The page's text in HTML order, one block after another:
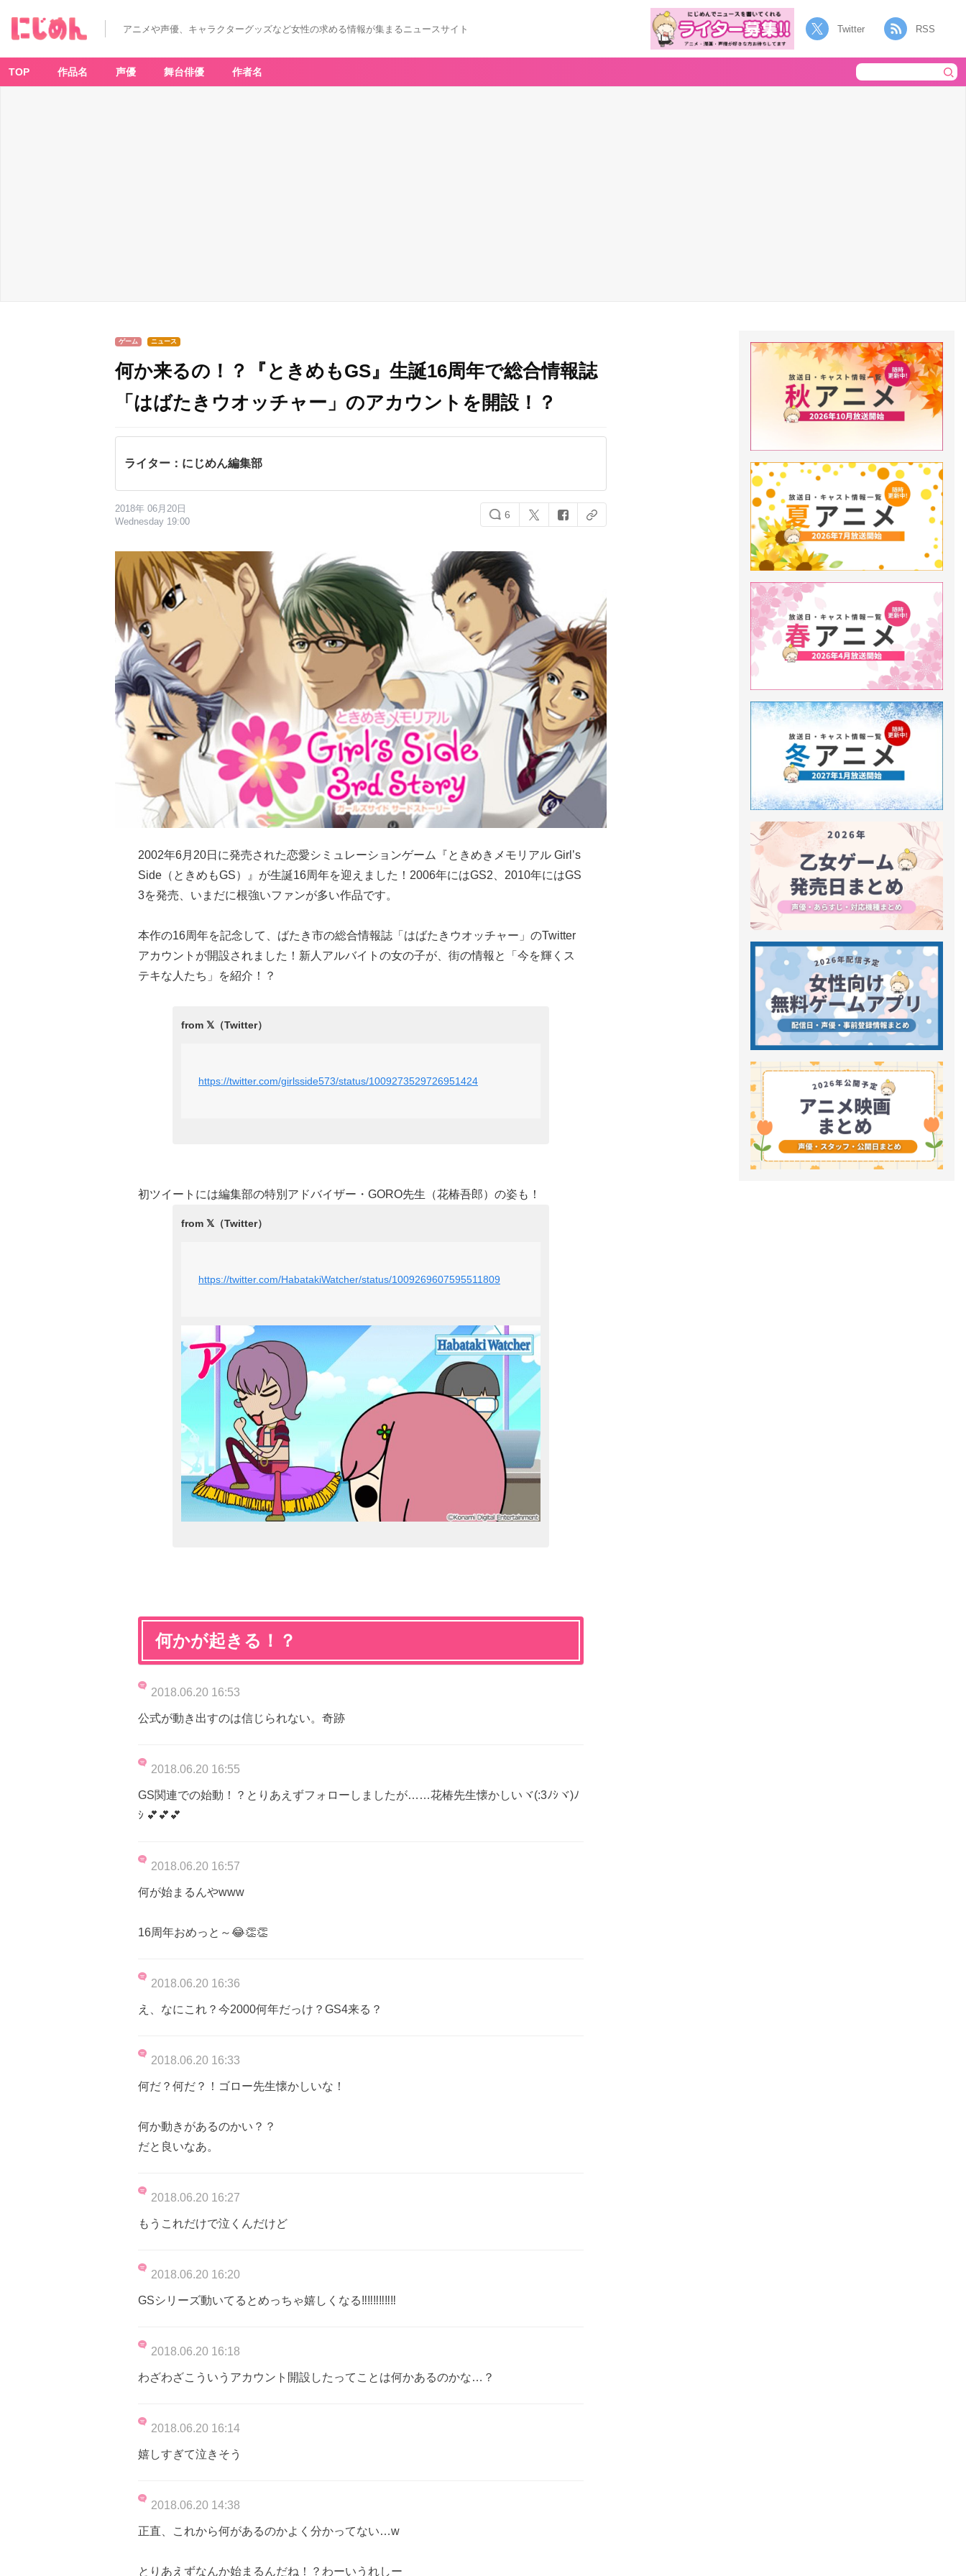
アニメや声優、キャラクターグッズなど女性の求める情報が集まるニュースサイト Twitter RSS
TOP 作品名 声優 舞台俳優 作者名
ゲーム ニュース
何か来るの！？『ときめもGS』生誕16周年で総合情報誌
「はばたきウオッチャー」のアカウントを開設！？
ライター：にじめん編集部
2018年 06月20日
Wednesday 19:00
6
2002年6月20日に発売された恋愛シミュレーションゲーム『ときめきメモリアル Girl’s
Side（ときめもGS）』が生誕16周年を迎えました！2006年にはGS2、2010年にはGS
3を発売、いまだに根強いファンが多い作品です。
本作の16周年を記念して、ばたき市の総合情報誌「はばたきウオッチャー」のTwitter
アカウントが開設されました！新人アルバイトの女の子が、街の情報と「今を輝くス
テキな人たち」を紹介！？
https://twitter.com/girlsside573/status/1009273529726951424
初ツイートには編集部の特別アドバイザー・GORO先生（花椿吾郎）の姿も！
https://twitter.com/HabatakiWatcher/status/1009269607595511809
何かが起きる！？
2018.06.20 16:53
公式が動き出すのは信じられない。奇跡
2018.06.20 16:55
GS関連での始動！？とりあえずフォローしましたが……花椿先生懐かしいヾ(:3ﾉｼヾ)ﾉ
ｼ 💕💕💕
2018.06.20 16:57
何が始まるんやwww
16周年おめっと～😂👏👏
2018.06.20 16:36
え、なにこれ？今2000何年だっけ？GS4来る？
2018.06.20 16:33
何だ？何だ？！ゴロー先生懐かしいな！
何か動きがあるのかい？？
だと良いなあ。
2018.06.20 16:27
もうこれだけで泣くんだけど
2018.06.20 16:20
GSシリーズ動いてるとめっちゃ嬉しくなる‼️‼️‼️‼️‼️‼️
2018.06.20 16:18
わざわざこういうアカウント開設したってことは何かあるのかな…？
2018.06.20 16:14
嬉しすぎて泣きそう
2018.06.20 14:38
正直、これから何があるのかよく分かってない…w
とりあえずなんか始まるんだね！？わーいうれしー